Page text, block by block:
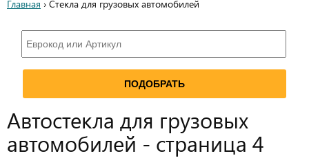
Главная › Стекла для грузовых автомобилей
Автостекла для грузовых
автомобилей - страница 4